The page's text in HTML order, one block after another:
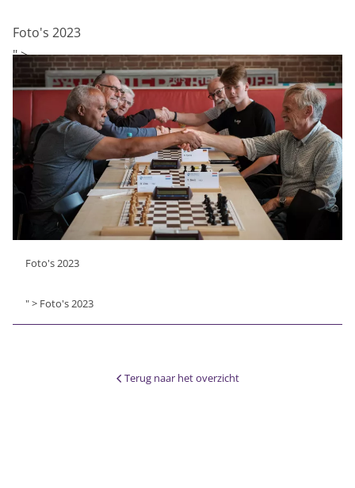
Foto's 2023
" >
Foto's 2023
" > Foto's 2023
Terug naar het overzicht